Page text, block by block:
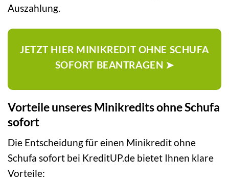
Auszahlung.
JETZT HIER MINIKREDIT OHNE SCHUFA
SOFORT BEANTRAGEN ➤
Vorteile unseres Minikredits ohne Schufa
sofort
Die Entscheidung für einen Minikredit ohne
Schufa sofort bei KreditUP.de bietet Ihnen klare
Vorteile: